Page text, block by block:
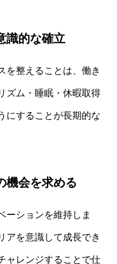
識的な確立
を整えることは、働き
ズム・睡眠・休暇取得
にすることが長期的な
機会を求める
ーションを維持しま
アを意識して成長でき
ャレンジすることで仕